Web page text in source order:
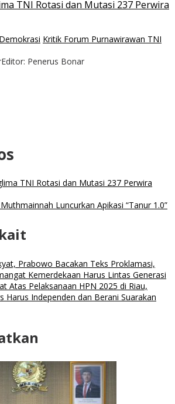
TNI Rotasi dan Mutasi 237 Perwira
Kritik Forum Purnawirawan TNI
Editor: Penerus Bonar
TNI Rotasi dan Mutasi 237 Perwira
Luncurkan Apikasi “Tanur 1.0”
Prabowo Bacakan Teks Proklamasi,
Kemerdekaan Harus Lintas Generasi
Atas Pelaksanaan HPN 2025 di Riau,
Harus Independen dan Berani Suarakan